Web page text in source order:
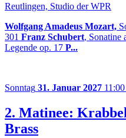
Reutlingen, Studio der WPR
Wolfgang Amadeus Mozart,
301 Franz Schubert, Sonatine
Legende op. 17 P...
Sonntag 31. Januar 2027
2. Matinee:
Brass